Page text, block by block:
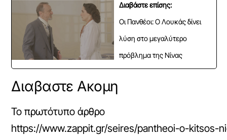
Διαβάστε επίσης:
Οι Πανθέοι: Ο Λουκάς δίνει
λύση στο μεγαλύτερο
πρόβλημα της Νίνας
Διαβαστε Ακομη
Το πρωτότυπο άρθρο
https://www.zappit.gr/seires/pantheoi-o-kitsos-